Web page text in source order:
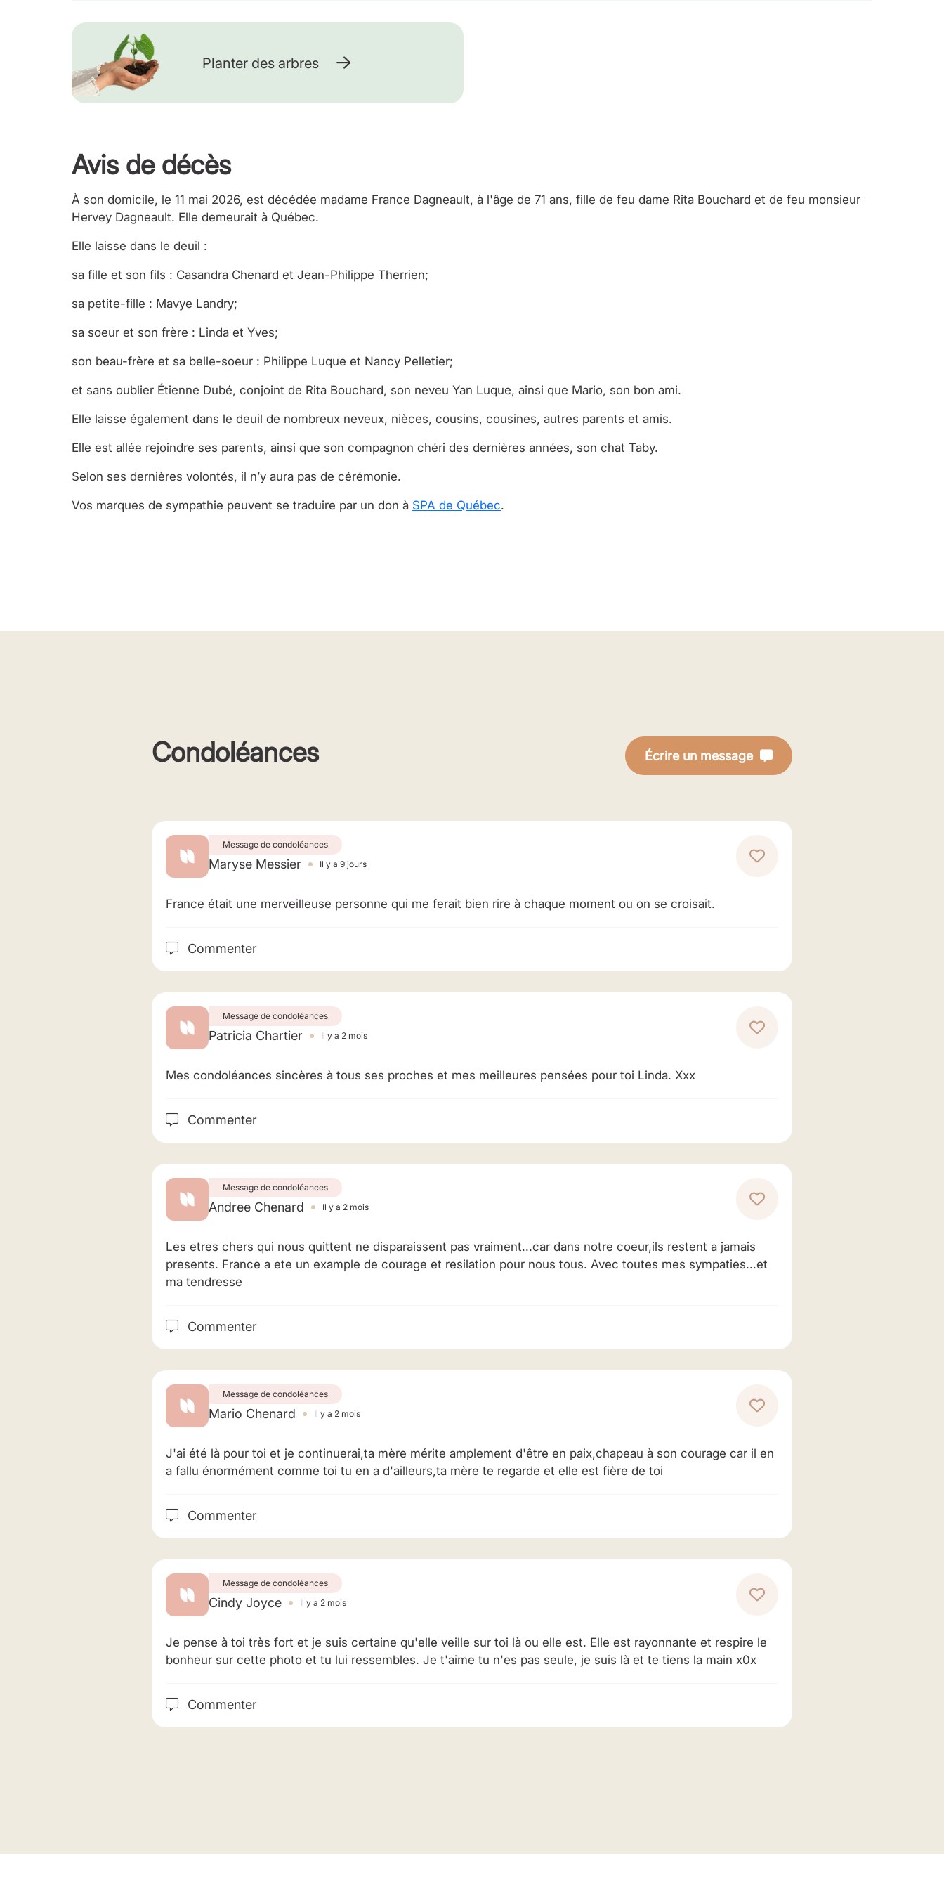
Planter des arbres
Avis de décès
À son domicile, le 11 mai 2026, est décédée madame France Dagneault, à l'âge de 71 ans, fille de feu dame Rita Bouchard et de feu monsieur
Hervey Dagneault. Elle demeurait à Québec.
Elle laisse dans le deuil :
sa fille et son fils : Casandra Chenard et Jean-Philippe Therrien;
sa petite-fille : Mavye Landry;
sa soeur et son frère : Linda et Yves;
son beau-frère et sa belle-soeur : Philippe Luque et Nancy Pelletier;
et sans oublier Étienne Dubé, conjoint de Rita Bouchard, son neveu Yan Luque, ainsi que Mario, son bon ami.
Elle laisse également dans le deuil de nombreux neveux, nièces, cousins, cousines, autres parents et amis.
Elle est allée rejoindre ses parents, ainsi que son compagnon chéri des dernières années, son chat Taby.
Selon ses dernières volontés, il n’y aura pas de cérémonie.
Vos marques de sympathie peuvent se traduire par un don à SPA de Québec.
Condoléances Écrire un message
Message de condoléances
Maryse Messier Il y a 9 jours
France était une merveilleuse personne qui me ferait bien rire à chaque moment ou on se croisait.
Commenter
Message de condoléances
Patricia Chartier Il y a 2 mois
Mes condoléances sincères à tous ses proches et mes meilleures pensées pour toi Linda. Xxx
Commenter
Message de condoléances
Andree Chenard Il y a 2 mois
Les etres chers qui nous quittent ne disparaissent pas vraiment...car dans notre coeur,ils restent a jamais
presents. France a ete un example de courage et resilation pour nous tous. Avec toutes mes sympaties...et
ma tendresse
Commenter
Message de condoléances
Mario Chenard Il y a 2 mois
J'ai été là pour toi et je continuerai,ta mère mérite amplement d'être en paix,chapeau à son courage car il en
a fallu énormément comme toi tu en a d'ailleurs,ta mère te regarde et elle est fière de toi
Commenter
Message de condoléances
Cindy Joyce Il y a 2 mois
Je pense à toi très fort et je suis certaine qu'elle veille sur toi là ou elle est. Elle est rayonnante et respire le
bonheur sur cette photo et tu lui ressembles. Je t'aime tu n'es pas seule, je suis là et te tiens la main x0x
Commenter